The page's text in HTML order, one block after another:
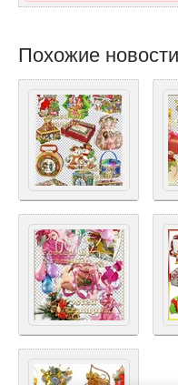
Похожие новости